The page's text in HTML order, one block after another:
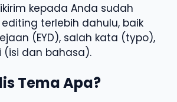
kepada Anda sudah
terlebih dahulu, baik
(EYD), salah kata (typo),
(isi dan bahasa).
Tema Apa?